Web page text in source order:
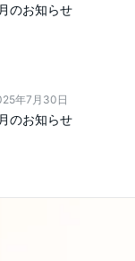
のお知らせ
年7月30日
のお知らせ